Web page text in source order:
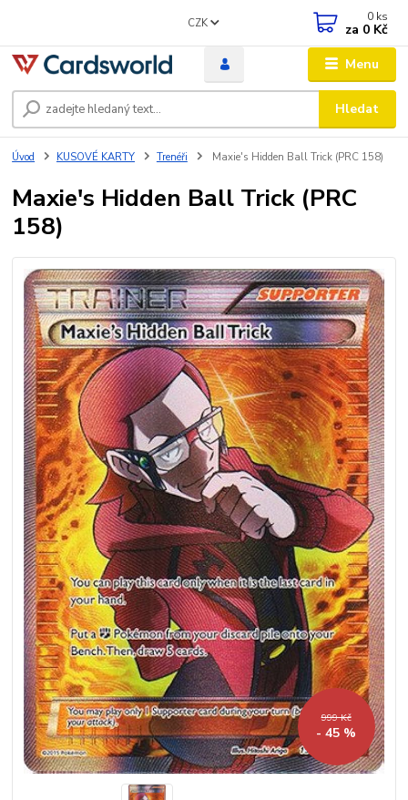
Menu
CZK
Hledat
0 ks
za 0 Kč
Úvod KUSOVÉ KARTY Trenéři Maxie's Hidden Ball Trick (PRC 158)
Maxie's Hidden Ball Trick (PRC
158)
999 Kč
- 45 %